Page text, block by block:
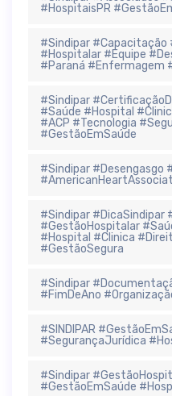
#HospitaisPR
#Sindipar #Capacitação
#Hospitalar #Equipe
#Paraná #Enfermagem
#Sindipar
#Saúde #Hospital
#ACP #Tecnologia
#GestãoEmSaúde
#Sindipar #Desengasgo
#Sindipar #DicaSindipar
#GestãoHospitalar
#Hospital #Clinica
#GestãoSegura
#Sindipar
#FimDeAno
#SINDIPAR
#SegurançaJurídica
#Sindipar
#GestãoEmSaúde